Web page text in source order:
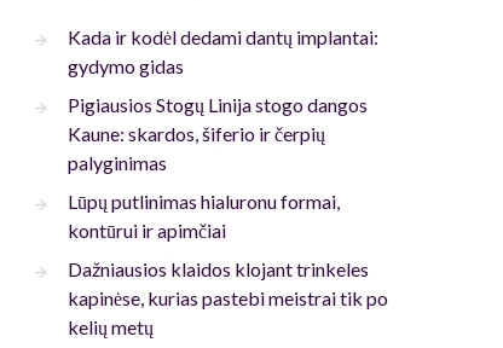
Kada ir kodėl dedami dantų implantai:
gydymo gidas
Pigiausios Stogų Linija stogo dangos
Kaune: skardos, šiferio ir čerpių
palyginimas
Lūpų putlinimas hialuronu formai,
kontūrui ir apimčiai
Dažniausios klaidos klojant trinkeles
kapinėse, kurias pastebi meistrai tik po
kelių metų